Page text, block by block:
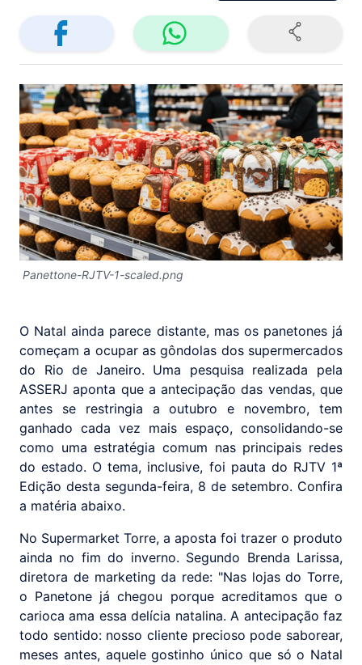
Panettone-RJTV-1-scaled.png
O Natal ainda parece distante, mas os panetones já
começam a ocupar as gôndolas dos supermercados
do Rio de Janeiro. Uma pesquisa realizada pela
ASSERJ aponta que a antecipação das vendas, que
antes se restringia a outubro e novembro, tem
ganhado cada vez mais espaço, consolidando-se
como uma estratégia comum nas principais redes
do estado. O tema, inclusive, foi pauta do RJTV 1ª
Edição desta segunda-feira, 8 de setembro. Confira
a matéria abaixo.
No Supermarket Torre, a aposta foi trazer o produto
ainda no fim do inverno. Segundo Brenda Larissa,
diretora de marketing da rede: "Nas lojas do Torre,
o Panetone já chegou porque acreditamos que o
carioca ama essa delícia natalina. A antecipação faz
todo sentido: nosso cliente precioso pode saborear,
meses antes, aquele gostinho único que só o Natal